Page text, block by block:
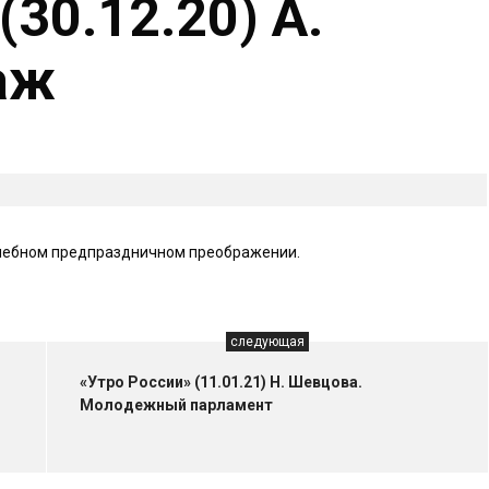
А.
предпраздничном преображении.
следующая
«Утро России» (11.01.21) Н. Шевцова.
Молодежный парламент